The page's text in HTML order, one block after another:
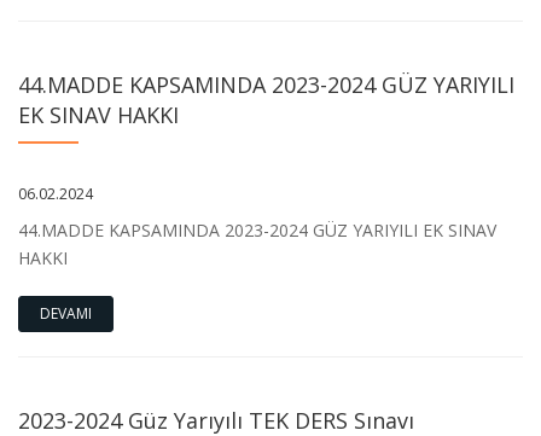
44.MADDE KAPSAMINDA 2023-2024 GÜZ YARIYILI
EK SINAV HAKKI
06.02.2024
44.MADDE KAPSAMINDA 2023-2024 GÜZ YARIYILI EK SINAV
HAKKI
DEVAMI
2023-2024 Güz Yarıyılı TEK DERS Sınavı